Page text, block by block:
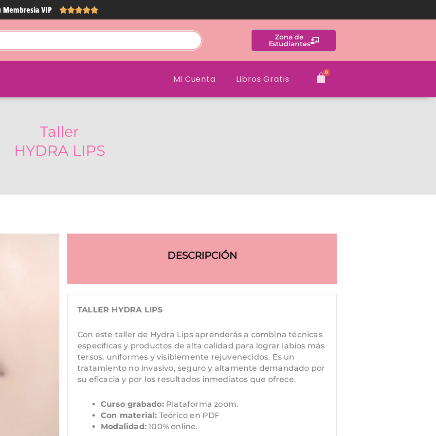
Membresía VIP
Zona de
Estudiantes
Mi Cuenta Libros Gratis
Taller
HYDRA LIPS
DESCRIPCIÓN
TALLER HYDRA LIPS
Con este taller de Hydra Lips aprenderás a combina técnicas
específicas y productos de alta calidad para lograr labios más
tersos, uniformes y visiblemente rejuvenecidos. Es un
tratamiento no invasivo, seguro y altamente demandado por
su eficacia y por los resultados inmediatos que ofrece.
Curso grabado:Plataforma zoom.
Con material: Teórico en PDF
Modalidad: 100% online.